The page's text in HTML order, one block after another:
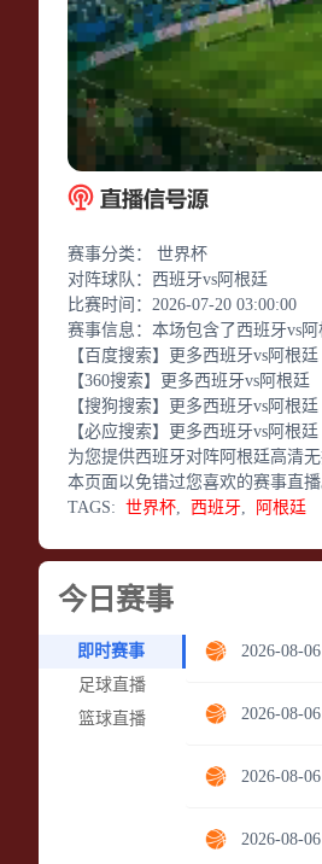
赛事分类：
世界杯
对阵球队： 西班牙vs阿根廷
比赛时间： 2026-07-20 03:00:00
赛事信息： 本场包含了西班牙vs
【百度搜索】
更多西班牙vs阿根廷
【360搜索】
更多西班牙vs阿根廷
【搜狗搜索】
更多西班牙vs阿根廷
【必应搜索】
更多西班牙vs阿根廷
为您提供西班牙对阵阿根廷高清
本页面以免错过您喜欢的赛事直播
TAGS: 世界杯, 西班牙, 阿根廷
今日赛事
即时赛事
足球直播
篮球直播
2026-08-
2026-08-
2026-08-
2026-08-